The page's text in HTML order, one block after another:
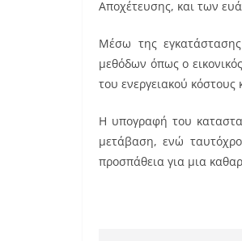
Αποχέτευσης, και των
Μέσω της
μεθόδων όπως ο
του ενεργειακού
Η υπογραφή του
μετάβαση, ενώ
προσπάθεια για μια